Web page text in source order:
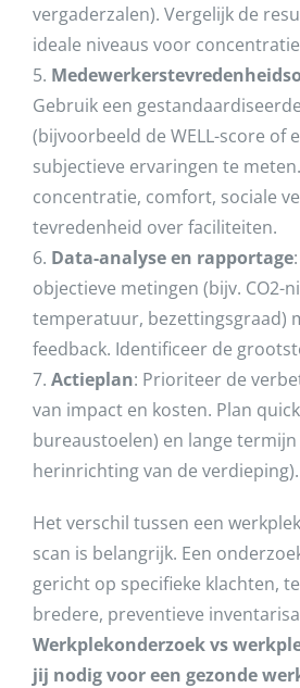
vergaderzalen). Vergelijk de
ideale niveaus voor
5.
Gebruik een
(bijvoorbeeld de WELL-score of
subjectieve ervaringen te
concentratie, comfort, sociale
tevredenheid over faciliteiten.
6. Data-analyse en rapportage
objectieve metingen (bijv. CO2-
temperatuur, bezettingsgraad)
feedback. Identificeer de
7. Actieplan: Prioriteer de
van impact en kosten. Plan
bureaustoelen) en lange
herinrichting van de verdieping).
Het verschil tussen een
scan is belangrijk. Een
gericht op specifieke klachten,
bredere, preventieve
Werkplekonderzoek vs
jij nodig voor een gezonde